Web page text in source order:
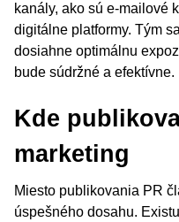
kanály, ako sú e-mailové
digitálne platformy. Tým
dosiahne optimálnu
bude súdržné a efektívne.
Kde
marketing
Miesto publikovania PR
úspešného dosahu.